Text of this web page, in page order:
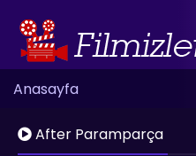
Anasayfa
After Paramparça